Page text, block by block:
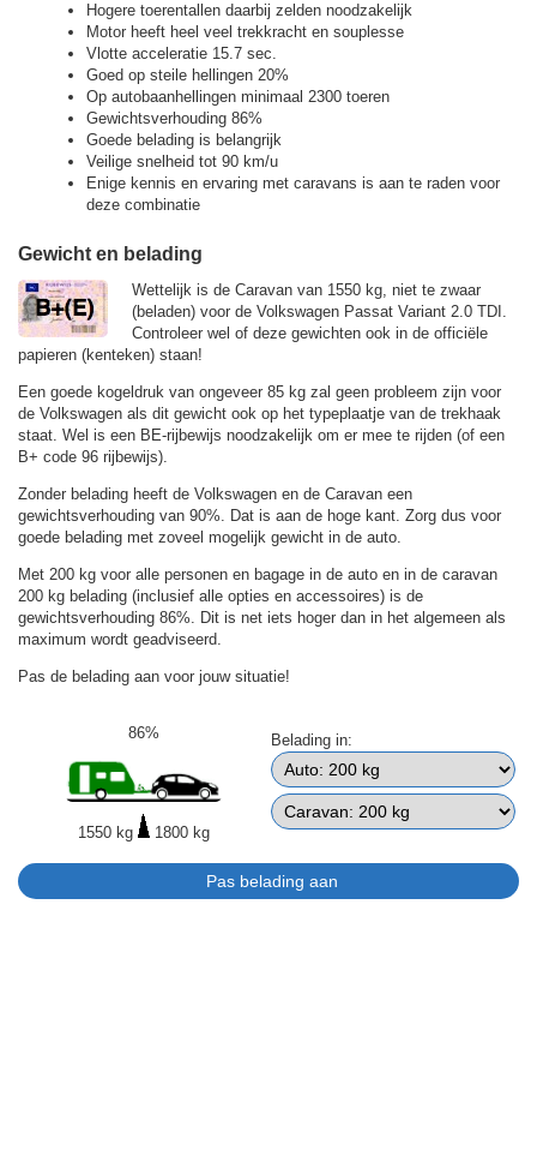
Hogere toerentallen daarbij zelden noodzakelijk
Motor heeft heel veel trekkracht en souplesse
Vlotte acceleratie 15.7 sec.
Goed op steile hellingen 20%
Op autobaanhellingen minimaal 2300 toeren
Gewichtsverhouding 86%
Goede belading is belangrijk
Veilige snelheid tot 90 km/u
Enige kennis en ervaring met caravans is aan te raden voor
deze combinatie
Gewicht en belading
Wettelijk is de Caravan van 1550 kg, niet te zwaar
(beladen) voor de Volkswagen Passat Variant 2.0 TDI.
Controleer wel of deze gewichten ook in de officiële
papieren (kenteken) staan!
Een goede kogeldruk van ongeveer 85 kg zal geen probleem zijn voor
de Volkswagen als dit gewicht ook op het typeplaatje van de trekhaak
staat. Wel is een BE-rijbewijs noodzakelijk om er mee te rijden (of een
B+ code 96 rijbewijs).
Zonder belading heeft de Volkswagen en de Caravan een
gewichtsverhouding van 90%. Dat is aan de hoge kant. Zorg dus voor
goede belading met zoveel mogelijk gewicht in de auto.
Met 200 kg voor alle personen en bagage in de auto en in de caravan
200 kg belading (inclusief alle opties en accessoires) is de
gewichtsverhouding 86%. Dit is net iets hoger dan in het algemeen als
maximum wordt geadviseerd.
Pas de belading aan voor jouw situatie!
86%
1550 kg 1800 kg
Belading in: